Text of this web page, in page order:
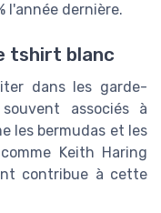
l'année dernière.
tshirt blanc
dans les garde-
associés à
les bermudas et les
Keith Haring
contribue à cette